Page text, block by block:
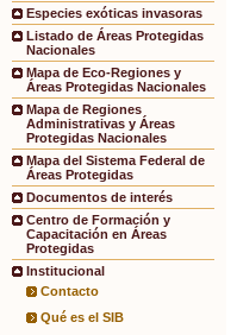
Especies exóticas invasoras
Listado de Áreas Protegidas
Nacionales
Mapa de Eco-Regiones y
Áreas Protegidas Nacionales
Mapa de Regiones
Administrativas y Áreas
Protegidas Nacionales
Mapa del Sistema Federal de
Áreas Protegidas
Documentos de interés
Centro de Formación y
Capacitación en Áreas
Protegidas
Institucional
Contacto
Qué es el SIB